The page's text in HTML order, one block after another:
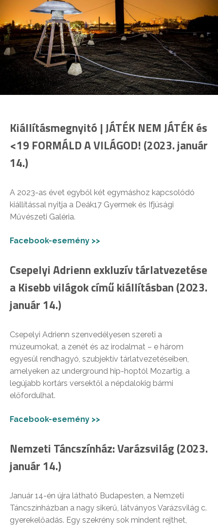
Kiállításmegnyitó | JÁTÉK NEM JÁTÉK és
<19 FORMÁLD A VILÁGOD! (2023. január
14.)
A 2023-as évet egyből két egymáshoz kapcsolódó
kiállítással nyitja a Deák17 Gyermek és Ifjúsági
Művészeti Galéria.
Facebook-esemény >>
Csepelyi Adrienn exkluzív tárlatvezetése
a Kisebb világok című kiállításban (2023.
január 14.)
Csepelyi Adrienn szenvedélyesen szereti a
múzeumokat, a zenét és az irodalmat – e három
egyesül rendhagyó, szubjektív tárlatvezetéseiben,
amelyeken az underground hip-hoptól Mozartig, a
legújabb kortárs versektől a népdalokig bármi
előfordulhat.
Facebook-esemény >>
Nemzeti Táncszínház: Varázsvilág (2023.
január 14.)
Január 14-én újra látható Budapesten, a Nemzeti
Táncszínházban a nagy sikerű, látványos Varázsvilág c.
gyerekelőadás. Egy szekrény sok mindent rejthet,